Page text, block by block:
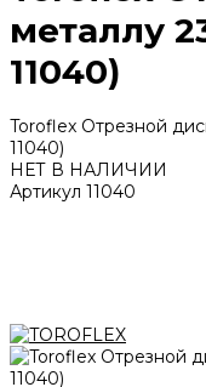
металлу
11040)
Toroflex Отрезной
11040)
НЕТ В НАЛИЧИИ
Артикул 11040